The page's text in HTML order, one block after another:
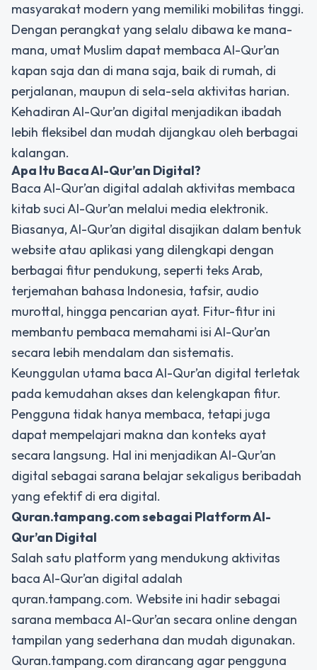
masyarakat modern yang memiliki mobilitas tinggi.
Dengan perangkat yang selalu dibawa ke mana-
mana, umat Muslim dapat membaca Al-Qur’an
kapan saja dan di mana saja, baik di rumah, di
perjalanan, maupun di sela-sela aktivitas harian.
Kehadiran Al-Qur’an digital menjadikan ibadah
lebih fleksibel dan mudah dijangkau oleh berbagai
kalangan.
Apa Itu BacaAl-Qur’an Digital?
Baca Al-Qur’an digital adalah aktivitas membaca
kitab suci Al-Qur’an melalui media elektronik.
Biasanya, Al-Qur’an digital disajikan dalam bentuk
website atau aplikasi yang dilengkapi dengan
berbagai fitur pendukung, seperti teks Arab,
terjemahan bahasa Indonesia, tafsir, audio
murottal, hingga pencarian ayat. Fitur-fitur ini
membantu pembaca memahami isi Al-Qur’an
secara lebih mendalam dan sistematis.
Keunggulan utama baca Al-Qur’an digital terletak
pada kemudahan akses dan kelengkapan fitur.
Pengguna tidak hanya membaca, tetapi juga
dapat mempelajari makna dan konteks ayat
secara langsung. Hal ini menjadikan Al-Qur’an
digital sebagai sarana belajar sekaligus beribadah
yang efektif di era digital.
Quran.tampang.comsebagai Platform Al-
Qur’an Digital
Salah satu platform yang mendukung aktivitas
baca Al-Qur’an digital adalah
quran.tampang.com. Website ini hadir sebagai
sarana membaca Al-Qur’an secara online dengan
tampilan yang sederhana dan mudah digunakan.
Quran.tampang.com dirancang agar pengguna